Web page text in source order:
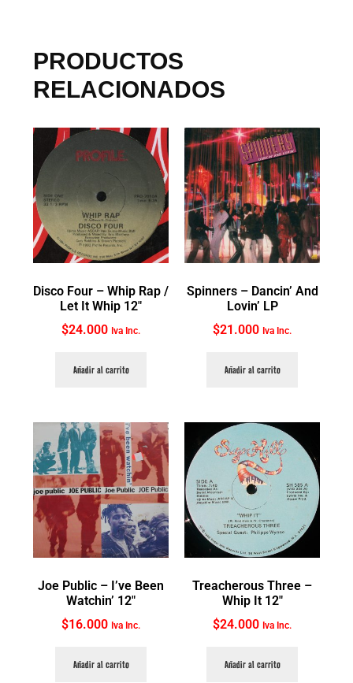
PRODUCTOS
RELACIONADOS
Disco Four ‎– Whip Rap /
Let It Whip 12″
$24.000 Iva Inc.
Añadir al carrito
Spinners ‎– Dancin’ And
Lovin’ LP
$21.000 Iva Inc.
Añadir al carrito
Joe Public ‎– I’ve Been
Watchin’ 12″
$16.000 Iva Inc.
Añadir al carrito
Treacherous Three ‎–
Whip It 12″
$24.000 Iva Inc.
Añadir al carrito